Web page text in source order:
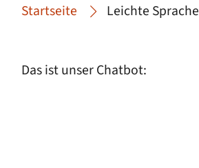
Startseite Leichte Sprache
Das ist unser Chatbot: